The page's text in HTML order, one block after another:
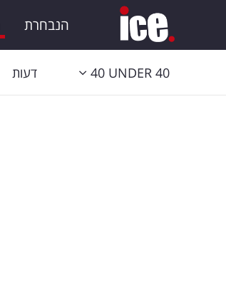
הנבחרת
40 UNDER 40 דעות